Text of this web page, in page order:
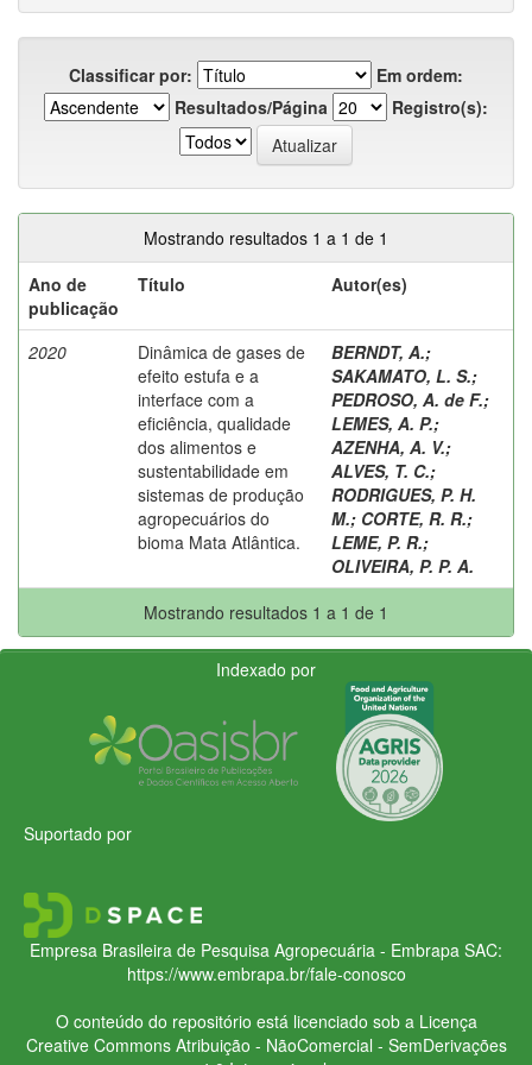
Classificar por:
Em ordem:
Resultados/Página
Registro(s):
Mostrando resultados 1 a 1 de 1
Ano de
publicação
Título Autor(es)
2020
Dinâmica de gases de
efeito estufa e a
interface com a
eficiência, qualidade
dos alimentos e
sustentabilidade em
sistemas de produção
agropecuários do
bioma Mata Atlântica.
BERNDT, A.;
SAKAMATO, L. S.;
PEDROSO, A. de F.;
LEMES, A. P.;
AZENHA, A. V.;
ALVES, T. C.;
RODRIGUES, P. H.
M.; CORTE, R. R.;
LEME, P. R.;
OLIVEIRA, P. P. A.
Mostrando resultados 1 a 1 de 1
Indexado por
Suportado por
Empresa Brasileira de Pesquisa Agropecuária - Embrapa SAC:
https://www.embrapa.br/fale-conosco
O conteúdo do repositório está licenciado sob a Licença
Creative CommonsAtribuição - NãoComercial - SemDerivações